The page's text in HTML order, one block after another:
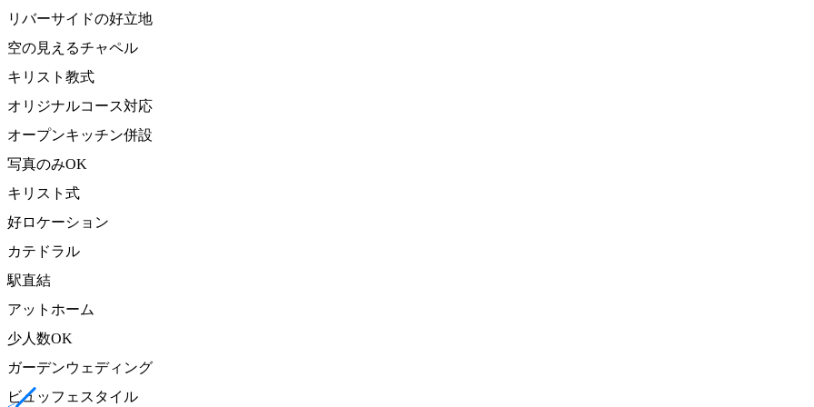
リバーサイドの好立地
空の見えるチャペル
キリスト教式
オリジナルコース対応
オープンキッチン併設
写真のみOK
キリスト式
好ロケーション
カテドラル
駅直結
アットホーム
少人数OK
ガーデンウェディング
ビュッフェスタイル